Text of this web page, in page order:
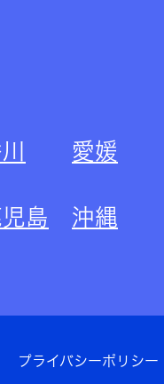
愛媛
島 沖縄
プライバシーポリシー